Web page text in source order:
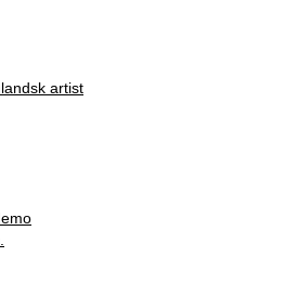
artist